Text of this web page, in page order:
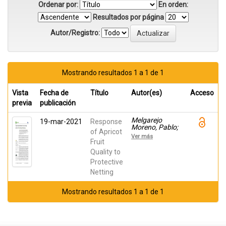
Ordenar por:
En orden:
Resultados por página
Autor/Registro:
Mostrando resultados 1 a 1 de 1
Vista
previa
Fecha de
publicación
Título Autor(es) Acceso
19-mar-2021
Response
of Apricot
Fruit
Quality to
Protective
Netting
Melgarejo
Moreno, Pablo;
Legua, Pilar;
Martínez Font,
Carbonell-
Barrachina,
Hernández,
Ver más
Mostrando resultados 1 a 1 de 1